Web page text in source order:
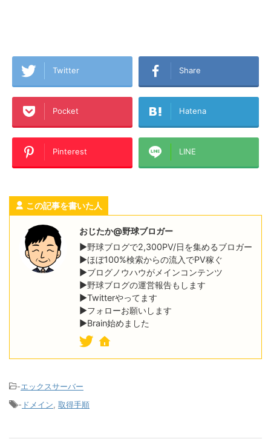
Twitter Share
Pocket Hatena
Pinterest LINE
この記事を書いた人
おじたか@野球ブロガー
▶野球ブログで2,300PV/日を集めるブロガー
▶ほぼ100%検索からの流入でPV稼ぐ
▶ブログノウハウがメインコンテンツ
▶野球ブログの運営報告もします
▶Twitterやってます
▶フォローお願いします
▶Brain始めました
-エックスサーバー
- ドメイン, 取得手順